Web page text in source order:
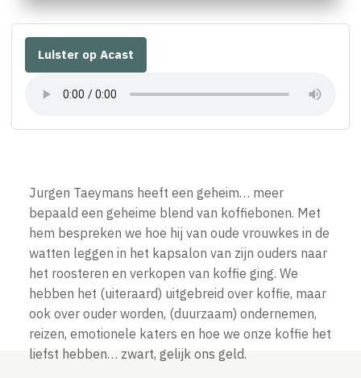
Luister op Acast
Jurgen Taeymans heeft een geheim… meer
bepaald een geheime blend van koffiebonen. Met
hem bespreken we hoe hij van oude vrouwkes in de
watten leggen in het kapsalon van zijn ouders naar
het roosteren en verkopen van koffie ging. We
hebben het (uiteraard) uitgebreid over koffie, maar
ook over ouder worden, (duurzaam) ondernemen,
reizen, emotionele katers en hoe we onze koffie het
liefst hebben… zwart, gelijk ons geld.